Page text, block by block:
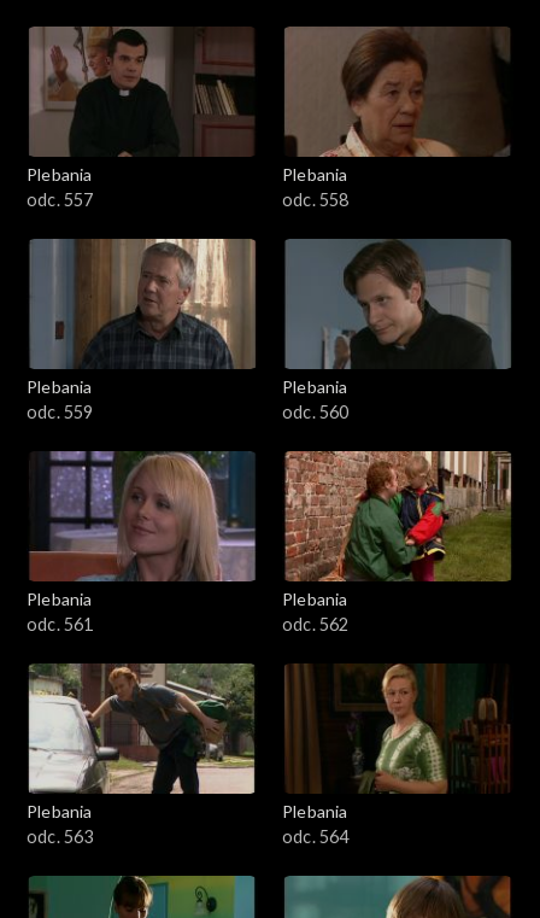
Plebania
odc. 557
Plebania
odc. 558
Plebania
odc. 559
Plebania
odc. 560
Plebania
odc. 561
Plebania
odc. 562
Plebania
odc. 563
Plebania
odc. 564